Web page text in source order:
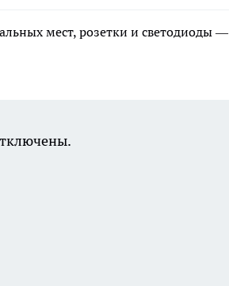
мест, розетки и светодиоды —